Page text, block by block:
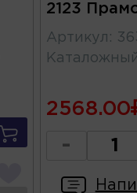
2123
Артикул :
2568.00
-